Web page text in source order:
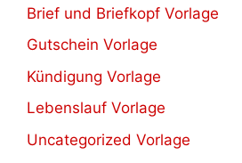
Brief und Briefkopf Vorlage
Gutschein Vorlage
Kündigung Vorlage
Lebenslauf Vorlage
Uncategorized Vorlage